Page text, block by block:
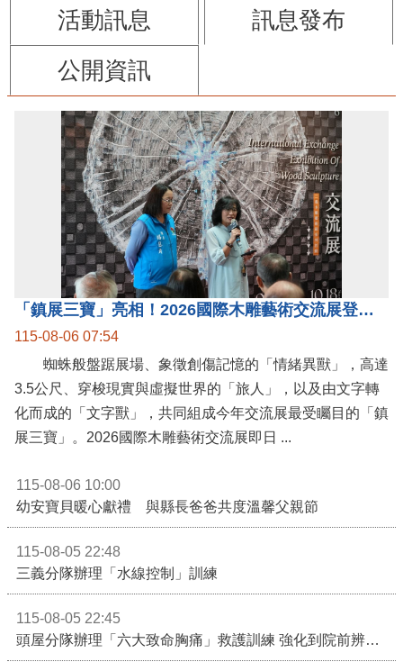
活動訊息
訊息發布
公開資訊
「鎮展三寶」亮相！2026國際木雕藝術交流展登場 國際木雕競賽得獎入圍名單同步揭曉
115-08-06 07:54
蜘蛛般盤踞展場、象徵創傷記憶的「情緒異獸」，高達
3.5公尺、穿梭現實與虛擬世界的「旅人」，以及由文字轉
化而成的「文字獸」，共同組成今年交流展最受矚目的「鎮
展三寶」。2026國際木雕藝術交流展即日 ...
115-08-06 10:00
幼安寶貝暖心獻禮 與縣長爸爸共度溫馨父親節
115-08-05 22:48
三義分隊辦理「水線控制」訓練
115-08-05 22:45
頭屋分隊辦理「六大致命胸痛」救護訓練 強化到院前辨識能力 提升緊急救護品質